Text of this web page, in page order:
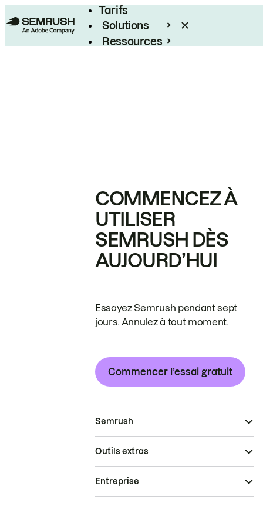
Tarifs
Solutions
Ressources
COMMENCEZ À
UTILISER
SEMRUSH DÈS
AUJOURD’HUI
Essayez Semrush pendant sept
jours. Annulez à tout moment.
Commencer l’essai gratuit
Semrush
Outils extras
Entreprise